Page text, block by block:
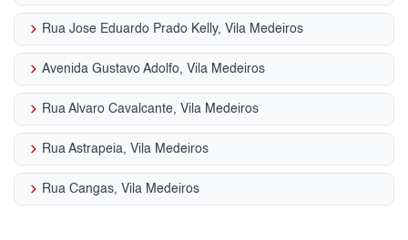
keyboard_arrow_right Rua Jose Eduardo Prado Kelly, Vila Medeiros
keyboard_arrow_right Avenida Gustavo Adolfo, Vila Medeiros
keyboard_arrow_right Rua Alvaro Cavalcante, Vila Medeiros
keyboard_arrow_right Rua Astrapeia, Vila Medeiros
keyboard_arrow_right Rua Cangas, Vila Medeiros